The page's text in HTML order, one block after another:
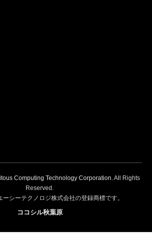
Computing Technology Corporation. All Rights
Reserved.
シーテクノロジ株式会社の登録商標です。
ココシル秋葉原